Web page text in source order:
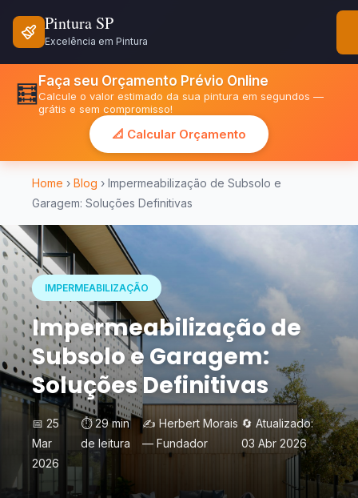
Pintura SP
Excelência em Pintura
🧮 Faça seu Orçamento Prévio Online
Calcule o valor estimado da sua pintura em segundos —
grátis e sem compromisso!
📐 Calcular Orçamento
Home › Blog › Impermeabilização de Subsolo e
Garagem: Soluções Definitivas
IMPERMEABILIZAÇÃO
Impermeabilização de
Subsolo e Garagem:
Soluções Definitivas
📅 25
Mar
2026
⏱️ 29 min
de leitura
✍️ Herbert Morais
— Fundador
🔄 Atualizado:
03 Abr 2026